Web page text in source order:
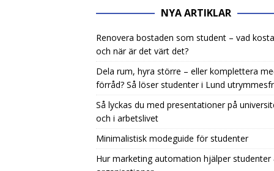
NYA ARTIKLAR
Renovera bostaden som student – vad
och när är det värt det?
Dela rum, hyra större – eller komplettera
förråd? Så löser studenter i Lund
Så lyckas du med presentationer på
och i arbetslivet
Minimalistisk modeguide för studenter
Hur marketing automation hjälper studenter